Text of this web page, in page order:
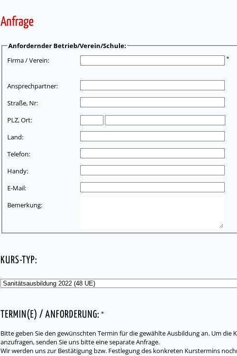
Anfrage
Anfordernder Betrieb/Verein/Schule:
Firma / Verein:
*
Ansprechpartner:
Straße, Nr:
PLZ, Ort:
Land:
Telefon:
Handy:
E-Mail:
Bemerkung:
KURS-TYP:
TERMIN(E) / ANFORDERUNG: *
Bitte geben Sie den gewünschten Termin für die gewählte Ausbildung an. Um
anzufragen, senden Sie uns bitte eine separate Anfrage.
Wir werden uns zur Bestätigung bzw. Festlegung des konkreten Kurstermins